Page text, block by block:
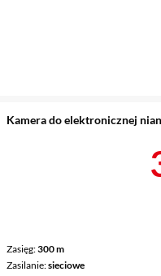
Kamera do elektronicznej
Zasięg 300 m
Zasilanie sieciowe